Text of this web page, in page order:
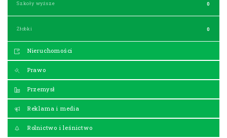
Szkoły wyższe 0
Żłobki 0
Nieruchomości
Prawo
Przemysł
Reklama i media
Rolnictwo i leśnictwo